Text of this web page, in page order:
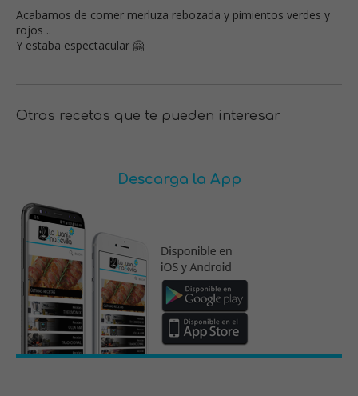
Acabamos de comer merluza rebozada y pimientos verdes y
rojos ..
Y estaba espectacular 🤗
Otras recetas que te pueden interesar
Descarga la App